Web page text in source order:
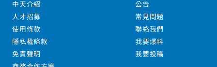
中天介紹
人才招募
使用條款
隱私權條款
免責聲明
公告
常見問題
聯絡我們
我要爆料
我要投稿